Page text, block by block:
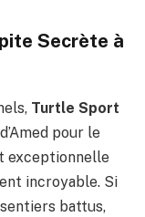
Secrète à
Turtle Sport
pour le
exceptionnelle
incroyable. Si
battus,